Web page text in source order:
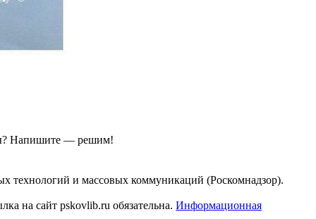
Напишите — решим!
технологий и массовых коммуникаций (Роскомнадзор).
на сайт pskovlib.ru обязательна. Информационная